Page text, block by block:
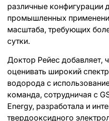
различные конфигурации
промышленных
масштаба, требующих
сутки.
Доктор Рейес добавляет,
оценивать широкий
водорода с
команда, сотрудничая с
Energy, разработала и
твердооксидного